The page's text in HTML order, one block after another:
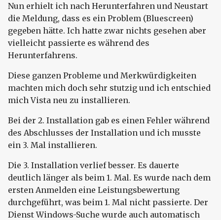
Nun erhielt ich nach Herunterfahren und Neustart
die Meldung, dass es ein Problem (Bluescreen)
gegeben hätte. Ich hatte zwar nichts gesehen aber
vielleicht passierte es während des
Herunterfahrens.
Diese ganzen Probleme und Merkwürdigkeiten
machten mich doch sehr stutzig und ich entschied
mich Vista neu zu installieren.
Bei der 2. Installation gab es einen Fehler während
des Abschlusses der Installation und ich musste
ein 3. Mal installieren.
Die 3. Installation verlief besser. Es dauerte
deutlich länger als beim 1. Mal. Es wurde nach dem
ersten Anmelden eine Leistungsbewertung
durchgeführt, was beim 1. Mal nicht passierte. Der
Dienst Windows-Suche wurde auch automatisch